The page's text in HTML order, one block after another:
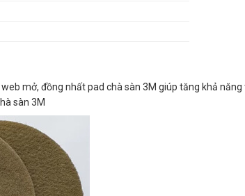
mở, đồng nhất pad chà sàn 3M giúp tăng khả năng
sàn 3M